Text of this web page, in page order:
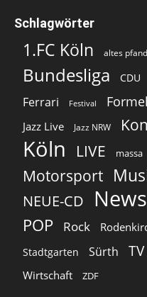
Schlagwörter
1.FC Köln altes
Bundesliga CDU
Ferrari Festival
Jazz Live Jazz NRW
Köln LIVE massa
Motorsport
NEUE-CD
News
POP Rock
Stadtgarten Sürth TV
Wirtschaft ZDF